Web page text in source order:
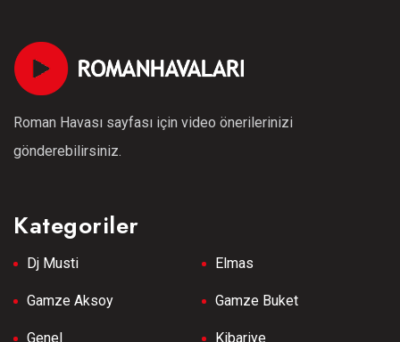
Roman Havası sayfası için video önerilerinizi
gönderebilirsiniz.
Kategoriler
Dj Musti Elmas
Gamze Aksoy Gamze Buket
Genel Kibariye